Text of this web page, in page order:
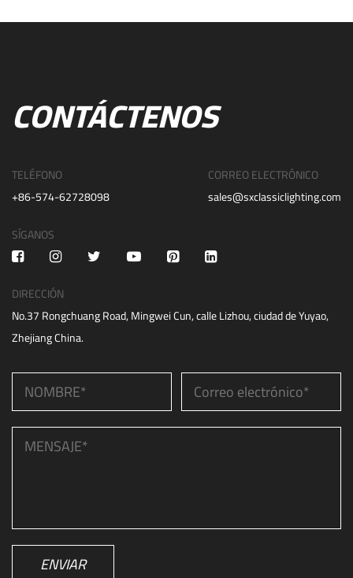
CONTÁCTENOS
TELÉFONO
+86-574-62728098
CORREO ELECTRÓNICO
sales@sxclassiclighting.com
SÍGANOS
DIRECCIÓN
No.37 Rongchuang Road, Mingwei Cun, calle Lizhou, ciudad de Yuyao,
Zhejiang China.
ENVIAR